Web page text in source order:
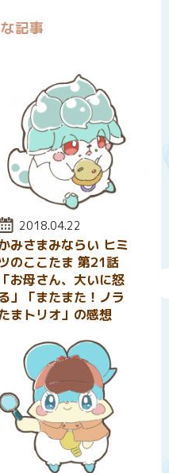
記事
投稿日:
2018.04.22
みさまみならい ヒミ
のここたま 第21話
「お母さん、大いに怒
」「またまた！ノラ
まトリオ」の感想